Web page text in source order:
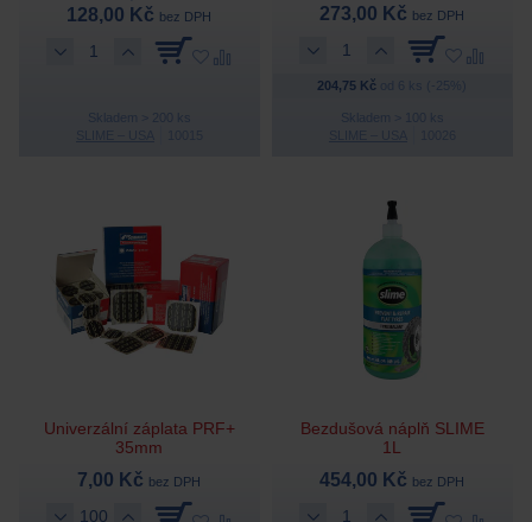
128,00 Kč bez DPH
Skladem > 200 ks
273,00 Kč bez DPH
204,75 Kč od 6 ks (-25%)
Skladem > 100 ks
Univerzální záplata PRF+
35mm
7,00 Kč bez DPH
Bezdušová náplň SLIME
1L
454,00 Kč bez DPH